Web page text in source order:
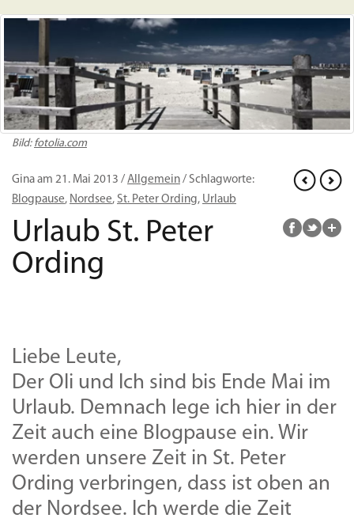
Bild: fotolia.com
Gina am 21. Mai 2013 / Allgemein / Schlagworte:
Blogpause, Nordsee, St. Peter Ording, Urlaub
Urlaub St. Peter
Ording
Liebe Leute,
Der Oli und Ich sind bis Ende Mai im
Urlaub. Demnach lege ich hier in der
Zeit auch eine Blogpause ein. Wir
werden unsere Zeit in St. Peter
Ording verbringen, dass ist oben an
der Nordsee. Ich werde die Zeit